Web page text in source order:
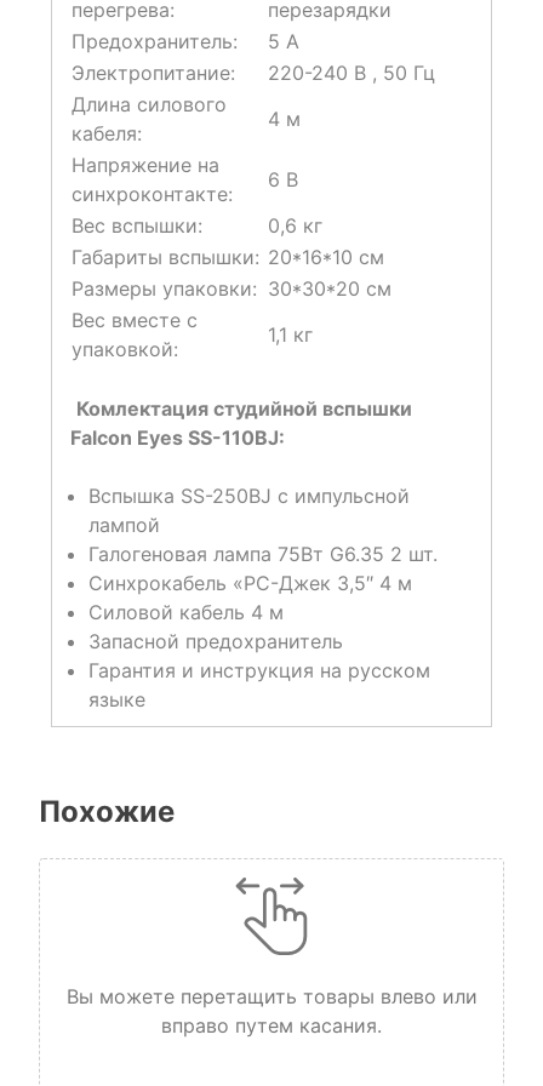
перегрева:
перезарядки
Предохранитель:
5 A
Электропитание:
220-240 В , 50 Гц
Длина силового
кабеля:
4 м
Напряжение на
синхроконтакте:
6 В
Вес вспышки:
0,6 кг
Габариты вспышки: 20*16*10 см
Размеры упаковки: 30*30*20 см
Вес вместе с
упаковкой:
1,1 кг
Комлектация студийной вспышки
Falcon Eyes SS-110BJ:
Вспышка SS-250BJ с импульсной
лампой
Галогеновая лампа 75Вт G6.35 2 шт.
Синхрокабель «PC-Джек 3,5″ 4 м
Силовой кабель 4 м
Запасной предохранитель
Гарантия и инструкция на русском
языке
Похожие
Вы можете перетащить товары влево или
вправо путем касания.